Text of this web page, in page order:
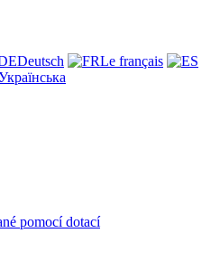
Deutsch
Le français
pomocí dotací